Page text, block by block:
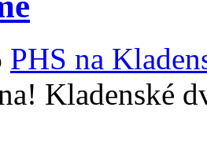
PHS na
Kladenské